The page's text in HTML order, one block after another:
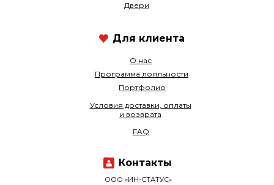
О нас
Программа лояльности
Двери
Портфолио
ООО «ИН-СТАТУС»
Условия доставки, оплаты
и возврата
FAQ
Контакты
Для клиента